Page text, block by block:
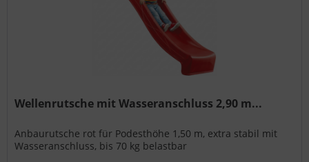
Wellenrutsche mit Wasseranschluss 2,90 m...
Anbaurutsche rot für Podesthöhe 1,50 m, extra stabil mit
Wasseranschluss, bis 70 kg belastbar